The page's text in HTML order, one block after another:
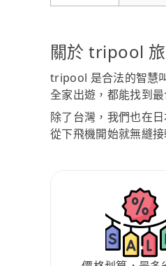
關於 tripool
tripool 是合法的智慧
全家出遊，都能找到
除了台灣，我們也在
從下飛機開始就無縫